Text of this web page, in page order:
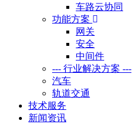
车路云协同
功能方案
网关
安全
中间件
--- 行业解决方案 ---
汽车
轨道交通
技术服务
新闻资讯